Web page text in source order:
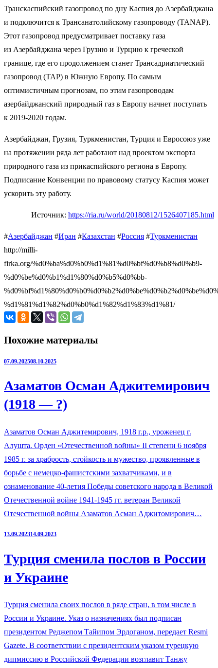
Транскаспийский газопровод по дну Каспия до Азербайджана
и подключится к Трансанатолийскому газопроводу (TANAP).
Этот газопровод предусматривает поставку газа
из Азербайджана через Грузию и Турцию к греческой
границе, где его продолжением станет Трансадриатический
газопровод (TAP) в Южную Европу. По самым
оптимистичным прогнозам, по этим газопроводам
азербайджанский природный газ в Европу начнет поступать
к 2019-2020 годам.
Азербайджан, Грузия, Туркменистан, Турция и Евросоюз уже
на протяжении ряда лет работают над проектом экспорта
природного газа из прикаспийского региона в Европу.
Подписание Конвенции по правовому статусу Каспия может
ускорить эту работу.
Источник: https://ria.ru/world/20180812/1526407185.html
#Азербайджан #Иран #Казахстан #Россия #Туркменистан
http://milli-
firka.org/%d0%ba%d0%b0%d1%81%d0%bf%d0%b8%d0%b9-
%d0%be%d0%b1%d1%80%d0%b5%d0%bb-
%d1%81%d1%82%d0%b0%d1%82%d1%83%d1%81/
Похожие материалы
07.09.202508.10.2025
Азаматов Осман Аджитемирович
(1918 — ?)
Азаматов Осман Аджитемирович, 1918 г.р., уроженец г.
Алушта. Орден «Отечественной войны» II степени 6 ноября
1985 г. за храбрость, стойкость и мужество, проявленные в
борьбе с немецко-фашистскими захватчиками, и в
ознаменование 40-летия Победы советского народа в Великой
Отечественной войне 1941-1945 гг. ветеран Великой
Отечественной войны Азаматов Асман Аджитомирович…
13.09.202314.09.2023
Турция сменила послов в России
и Украине
Турция сменила своих послов в ряде стран, в том числе в
России и Украине. Указ о назначениях был подписан
президентом Реджепом Тайипом Эрдоганом, передает Resmi
Gazete. В соответствии с президентским указом турецкую
дипмиссию в Российской Федерации возглавит Танжу